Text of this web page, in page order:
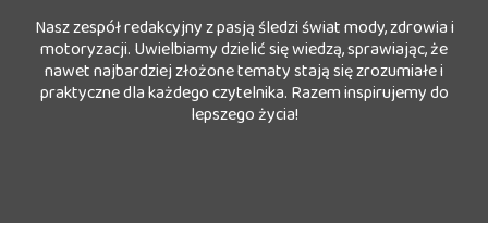
Nasz zespół redakcyjny z pasją śledzi świat mody, zdrowia i
motoryzacji. Uwielbiamy dzielić się wiedzą, sprawiając, że
nawet najbardziej złożone tematy stają się zrozumiałe i
praktyczne dla każdego czytelnika. Razem inspirujemy do
lepszego życia!